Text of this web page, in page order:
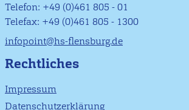
Telefon: +49 (0)461 805 - 01
Telefax: +49 (0)461 805 - 1300
infopoint@hs-flensburg.de
Rechtliches
Impressum
Datenschutzerklärung